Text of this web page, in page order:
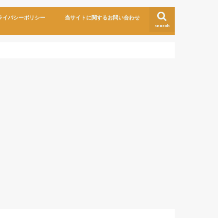
search
イバシーポリシー 当サイトに関するお問い合わせ